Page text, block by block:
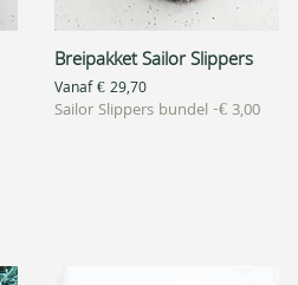
Snel overzicht
Breipakket Sailor Slippers
Vanaf€ 29,70
Verkoopprijs
Sailor Slippers bundel -€ 3,00